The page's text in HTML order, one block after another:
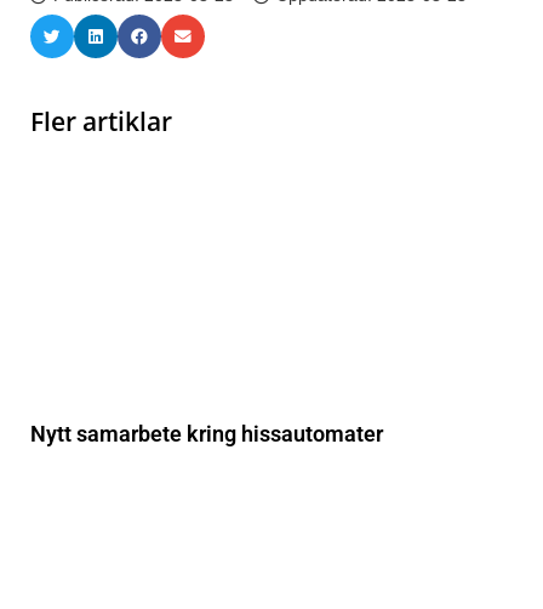
Fler artiklar
Nytt samarbete kring hissautomater